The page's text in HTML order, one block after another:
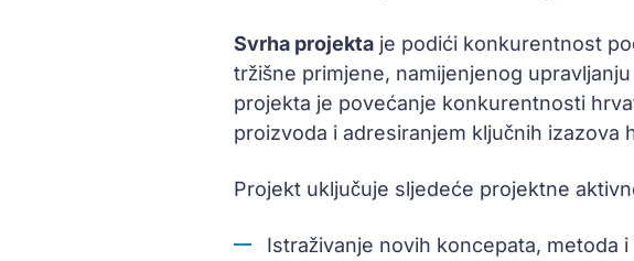
Svrha projekta je podići konkurentnost
tržišne primjene, namijenjenog
projekta je povećanje konkurentnosti
proizvoda i adresiranjem ključnih izazova
Projekt uključuje sljedeće projektne
Istraživanje novih koncepata, metoda